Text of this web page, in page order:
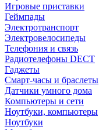
Игровые приставки
Геймпады
Электротранспорт
Электровелосипеды
Телефония и связь
Радиотелефоны DECT
Гаджеты
Смарт-часы и браслеты
Датчики умного дома
Компьютеры и сети
Ноутбуки, компьютеры
Ноутбуки